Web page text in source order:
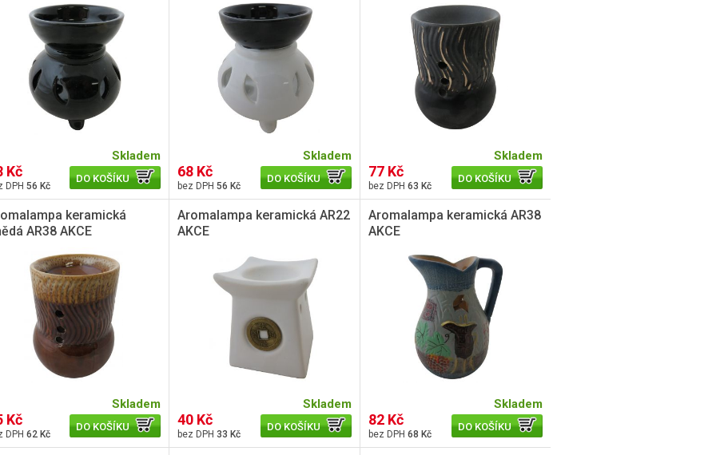
Kč
56 Kč
Skladem
DO KOŠÍKU 68 Kč
56 Kč
Skladem
DO KOŠÍKU 77 Kč
63 Kč
Skladem
DO KOŠÍKU
keramická
AR38 AKCE
Kč
62 Kč
Skladem
DO KOŠÍKU
Aromalampa keramická AR22
AKCE
40 Kč
33 Kč
Skladem
DO KOŠÍKU
Aromalampa keramická AR38
AKCE
82 Kč
68 Kč
Skladem
DO KOŠÍKU